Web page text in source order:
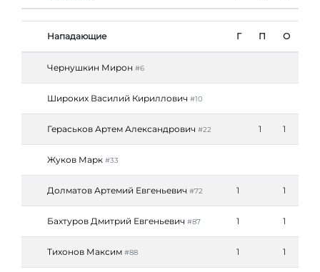
Нападающие Г П О
Чернушкин Мирон #6
Широких Василий Кириллович #10
Гераськов Артем Александрович #22 1 1
Жуков Марк #33
Долматов Артемий Евгеньевич #72 1 1
Бахтуров Дмитрий Евгеньевич #87 1 1
Тихонов Максим #88 1 1